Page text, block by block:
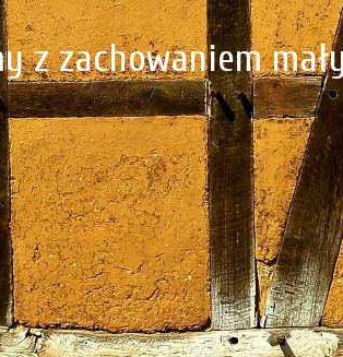
z zachowaniem